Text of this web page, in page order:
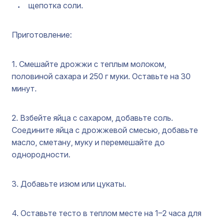
щепотка соли.
Приготовление:
1. Смешайте дрожжи с теплым молоком,
половиной сахара и 250 г муки. Оставьте на 30
минут.
2. Взбейте яйца с сахаром, добавьте соль.
Соедините яйца с дрожжевой смесью, добавьте
масло, сметану, муку и перемешайте до
однородности.
3. Добавьте изюм или цукаты.
4. Оставьте тесто в теплом месте на 1–2 часа для